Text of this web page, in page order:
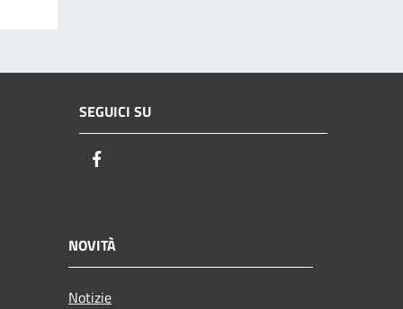
SEGUICI SU
NOVITÀ
Notizie